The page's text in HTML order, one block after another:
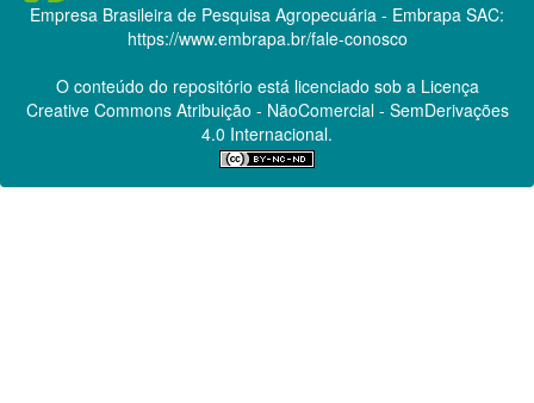
Empresa Brasileira de Pesquisa Agropecuária - Embrapa SAC:
https://www.embrapa.br/fale-conosco
O conteúdo do repositório está licenciado sob a Licença
Creative CommonsAtribuição - NãoComercial - SemDerivações
4.0 Internacional.